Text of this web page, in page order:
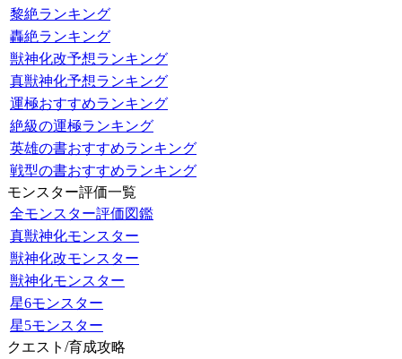
黎絶ランキング
轟絶ランキング
獣神化改予想ランキング
真獣神化予想ランキング
運極おすすめランキング
絶級の運極ランキング
英雄の書おすすめランキング
戦型の書おすすめランキング
モンスター評価一覧
全モンスター評価図鑑
真獣神化モンスター
獣神化改モンスター
獣神化モンスター
星6モンスター
星5モンスター
クエスト/育成攻略